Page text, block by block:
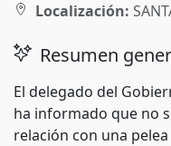
Localización:
Resumen
El delegado del
ha informado que no
relación con una